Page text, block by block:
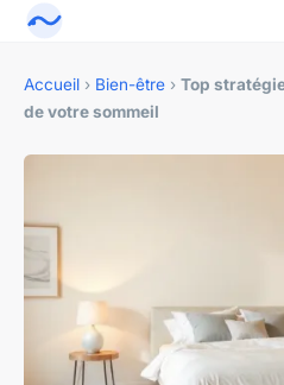
Accueil › Bien-être › Top
de votre sommeil